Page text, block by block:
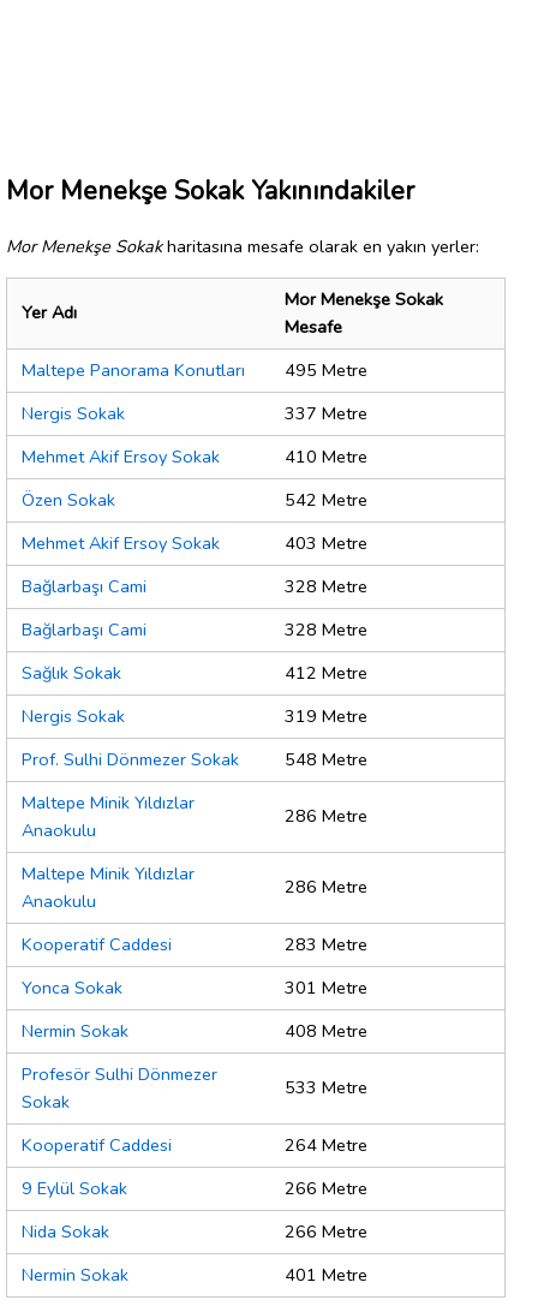
Mor Menekşe Sokak Yakınındakiler
Mor Menekşe Sokakharitasına mesafe olarak en yakın yerler:
Yer Adı
Mor Menekşe Sokak
Mesafe
Maltepe Panorama Konutları
495 Metre
Nergis Sokak
337 Metre
Mehmet Akif Ersoy Sokak
410 Metre
Özen Sokak
542 Metre
Mehmet Akif Ersoy Sokak
403 Metre
Bağlarbaşı Cami
328 Metre
Bağlarbaşı Cami
328 Metre
Sağlık Sokak
412 Metre
Nergis Sokak
319 Metre
Prof. Sulhi Dönmezer Sokak
548 Metre
Maltepe Minik Yıldızlar
Anaokulu
286 Metre
Maltepe Minik Yıldızlar
Anaokulu
286 Metre
Kooperatif Caddesi
283 Metre
Yonca Sokak
301 Metre
Nermin Sokak
408 Metre
Profesör Sulhi Dönmezer
Sokak
533 Metre
Kooperatif Caddesi
264 Metre
9 Eylül Sokak
266 Metre
Nida Sokak
266 Metre
Nermin Sokak
401 Metre